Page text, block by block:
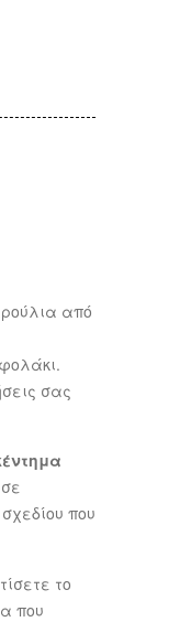
από
σας
που
το
που